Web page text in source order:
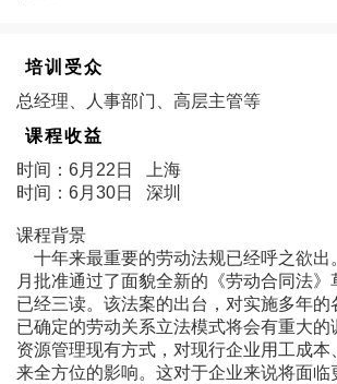
培训受众
总经理、人事部门、高层主管等
课程收益
时间：6月22日 上海
时间：6月30日 深圳
课程背景
十年来最重要的劳动法规已经呼之欲出
月批准通过了面貌全新的《劳动合同法》
已经三读。该法案的出台，对实施多年的
已确定的劳动关系立法模式将会有重大的
资源管理现有方式，对现行企业用工成本
来全方位的影响。这对于企业来说将面临